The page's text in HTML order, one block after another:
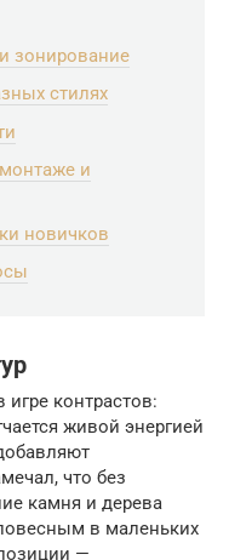
зонирование
стилях
и
новичков
контрастов:
живой энергией
что без
камня и дерева
в маленьких
—